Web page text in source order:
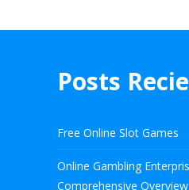
Posts
Free Online Slot Games
Online Gambling
Comprehensive